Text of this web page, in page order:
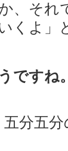
、それ
くよ」
ですね
五分五